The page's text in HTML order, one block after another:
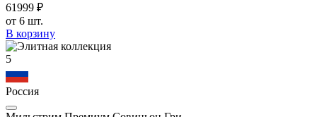
61999 ₽
от 6 шт.
В корзину
5
Россия